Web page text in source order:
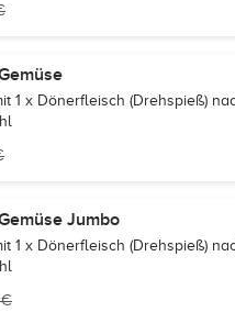
1 x Dönerfleisch (Drehspieß)
Jumbo
1 x Dönerfleisch (Drehspieß)
€